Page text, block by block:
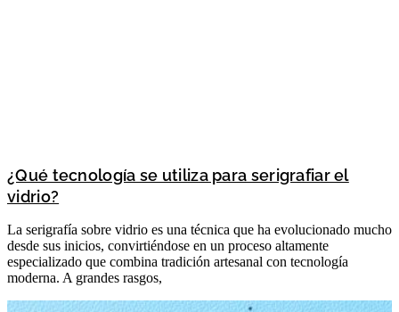
¿Qué tecnología se utiliza para serigrafiar el
vidrio?
La serigrafía sobre vidrio es una técnica que ha evolucionado mucho
desde sus inicios, convirtiéndose en un proceso altamente
especializado que combina tradición artesanal con tecnología
moderna. A grandes rasgos,